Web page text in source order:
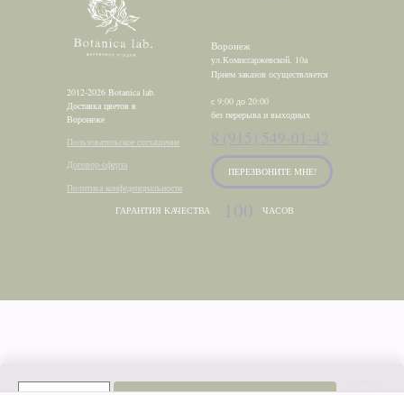
2012-2026 Botanica lab.
Доставка цветов в
Воронеже
Договор-оферта
Пользовательское соглашение
Политика конфеденциальности
ПЕРЕЗВОНИТЕ МНЕ!
ГАРАНТИЯ КАЧЕСТВА ЧАСОВ
Прием заказов осуществляется
с 9:00 до 20:00
без перерыва и выходных
ул.Комиссаржевской, 10а
Воронеж